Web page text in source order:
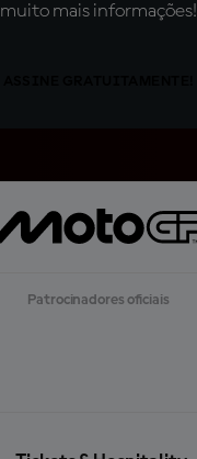
muito mais informações!
Patrocinadores oficiais